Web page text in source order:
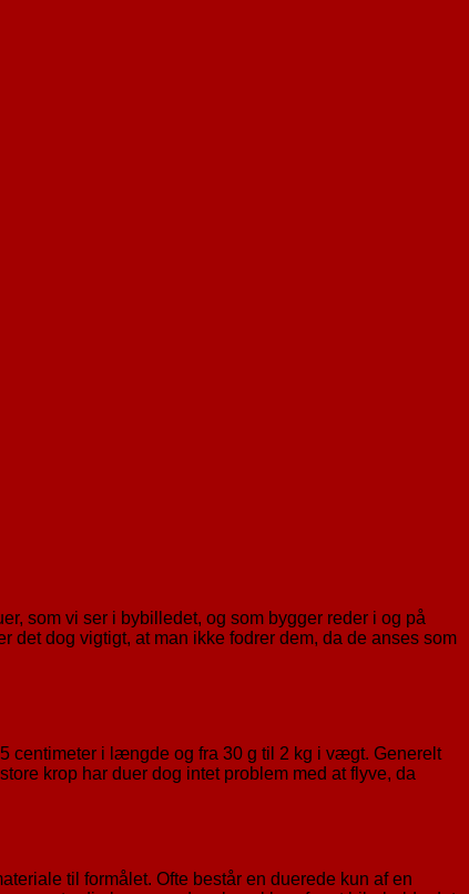
som vi ser i bybilledet, og som bygger reder i og på
det dog vigtigt, at man ikke fodrer dem, da de anses som
centimeter i længde og fra 30 g til 2 kg i vægt. Generelt
krop har duer dog intet problem med at flyve, da
til formålet. Ofte består en duerede kun af en